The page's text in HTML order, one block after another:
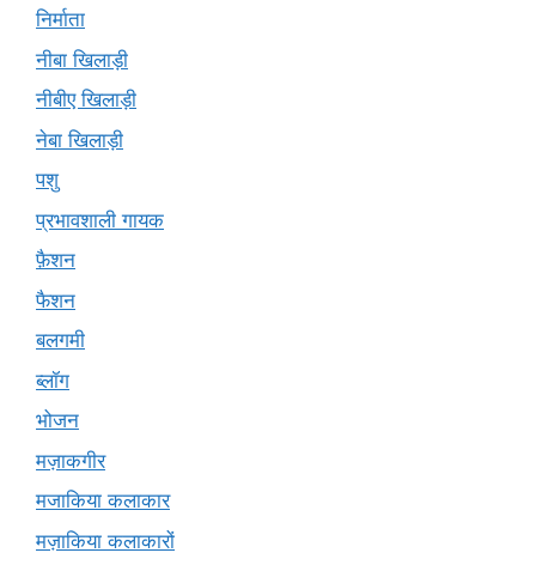
निर्माता
नीबा खिलाड़ी
नीबीए खिलाड़ी
नेबा खिलाड़ी
पशु
प्रभावशाली गायक
फ़ैशन
फैशन
बलगमी
ब्लॉग
भोजन
मज़ाकगीर
मजाकिया कलाकार
मज़ाकिया कलाकारों